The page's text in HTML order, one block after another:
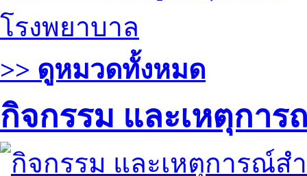
โรงพยาบาล
>> ดูหมวดทั้งหมด
กิจกรรม และเหตุกา